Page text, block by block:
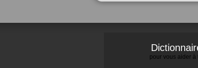
pour vous aider à